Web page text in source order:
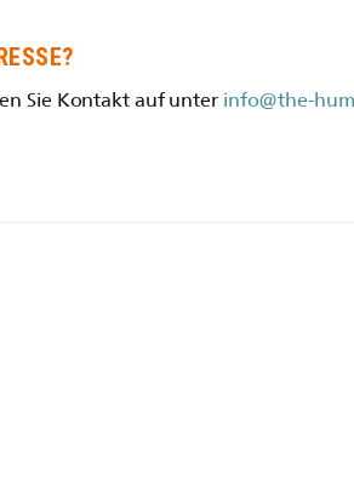
Sie Kontakt auf unter info@the-